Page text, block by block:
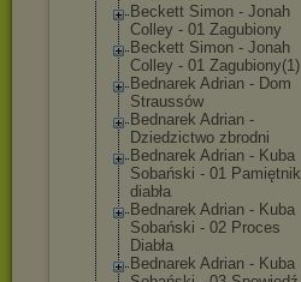
Beckett Simon - Jonah
Colley - 01 Zagubiony
Beckett Simon - Jonah
Colley - 01 Zagubiony(1)
Bednarek Adrian - Dom
Straussów
Bednarek Adrian -
Dziedzictwo zbrodni
Bednarek Adrian - Kuba
Sobański - 01 Pamiętnik
diabła
Bednarek Adrian - Kuba
Sobański - 02 Proces
Diabła
Bednarek Adrian - Kuba